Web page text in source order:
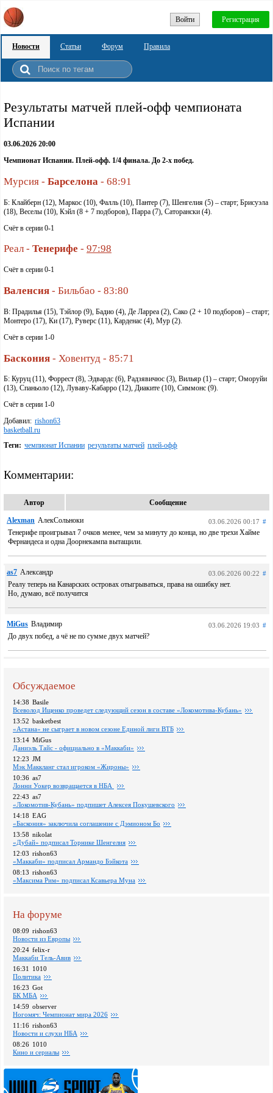
Войти Регистрация
Новости Статьи Форум Правила
Pезультаты матчей плей-офф чемпионата
Испании
03.06.2026 20:00
Чемпионат Испании. Плей-офф. 1/4 финала. До 2-х побед.
Мурсия - Барселона - 68:91
Б: Клайберн (12), Маркос (10), Фалль (10), Пантер (7), Шенгелия (5) – старт; Брисуэла
(18), Веселы (10), Кэйл (8 + 7 подборов), Парра (7), Саторански (4).
Счёт в серии 0-1
Реал - Тенерифе - 97:98
Счёт в серии 0-1
Валенсия - Бильбао - 83:80
В: Прадилья (15), Тэйлор (9), Бадио (4), Де Ларреа (2), Сако (2 + 10 подборов) – старт;
Монтеро (17), Ки (17), Руверс (11), Карденас (4), Мур (2).
Счёт в серии 1-0
Баскония - Ховентуд - 85:71
Б: Куруц (11), Форрест (8), Эдвардс (6), Радзявичюс (3), Вильяр (1) – старт; Оморуйи
(13), Спаньоло (12), Луваву-Кабарро (12), Диаките (10), Симмонс (9).
Счёт в серии 1-0
Добавил: rishon63
basketball.ru
Теги: чемпионат Испании результаты матчей плей-офф
Комментарии:
Автор Сообщение
Alexman АлекСольноки 03.06.2026 00:17 #
Тенерифе проигрывал 7 очков менее, чем за минуту до конца, но две трехи Хайме
Фернандеса и одна Доорнекампа вытащили.
as7 Александр 03.06.2026 00:22 #
Реалу теперь на Канарских островах отыгрываться, права на ошибку нет.
Но, думаю, всё получится
MiGus Владимир 03.06.2026 19:03 #
До двух побед, а чё не по сумме двух матчей?
Обсуждаемое
14:38 Basile
Всеволод Ищенко проведет следующий сезон в составе «Локомотива-Кубань»
13:52 basketbest
«Астана» не сыграет в новом сезоне Единой лиги ВТБ
13:14 MiGus
Даниэль Тайс - официально в «Маккаби»
12:23 JM
Мэк Маккланг стал игроком «Жироны»
10:36 as7
Лонни Уокер возвращается в НБА
22:43 as7
«Локомотив-Кубань» подпишет Алексея Покушевского
14:18 EAG
«Баскония» заключила соглашение с Дэмионом Бо
13:58 nikolat
«Дубай» подписал Торнике Шенгелия
12:03 rishon63
«Маккаби» подписал Армандо Бэйкота
08:13 rishon63
«Максима Рим» подписал Ксавьера Муна
На форуме
08:09 rishon63
Новости из Европы
20:24 felix-r
Маккаби Тель-Авив
16:31
1010
Политика
16:23 Got
БК МБА
14:59 observer
Ногомяч: Чемпионат мира 2026
11:16 rishon63
Новости и слухи НБА
08:26 1010
Кино и сериалы